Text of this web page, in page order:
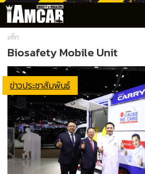
แท็ก:
Biosafety Mobile Unit
ข่าวประชาสัมพันธ์